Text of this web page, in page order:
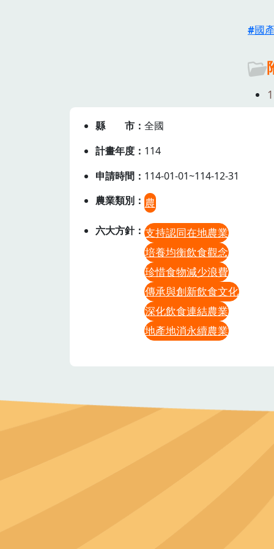
國
縣市
全國
計畫年度
114
申請時間
114-01-01~114-12-31
農業類別
農
六大方針
支持認同在地農業
培養均衡飲食觀念
珍惜食物減少浪費
傳承與創新飲食文化
深化飲食連結農業
地產地消永續農業